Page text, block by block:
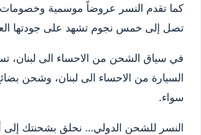
تصل إلى خمس نجوم تشهد على جودتها
في سياق الشحن من الاحساء الى لبنان،
السيارة من الاحساء الى لبنان، وشحن
سواء.
النسر للشحن الدولي… نحلق بشحنتك إلى